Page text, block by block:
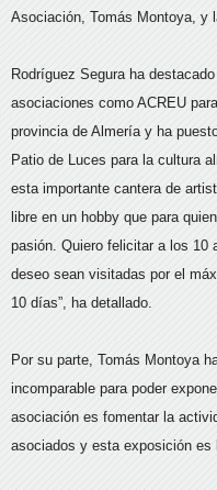
Asociación, Tomás Montoya, y
Rodríguez Segura ha
asociaciones como ACREU
provincia de Almería y ha
Patio de Luces para la cultura
esta importante cantera de
libre en un hobby que para
pasión. Quiero felicitar a los 10
deseo sean visitadas por el
10 días”, ha detallado.
Por su parte, Tomás Montoya
incomparable para poder
asociación es fomentar la
asociados y esta exposición es